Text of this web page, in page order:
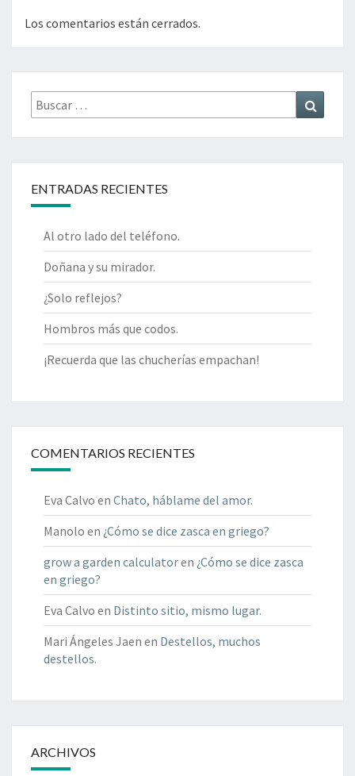
Los comentarios están cerrados.
Buscar
por:
ENTRADAS RECIENTES
Al otro lado del teléfono.
Doñana y su mirador.
¿Solo reflejos?
Hombros más que codos.
¡Recuerda que las chucherías empachan!
COMENTARIOS RECIENTES
Eva Calvo en Chato, háblame del amor.
Manolo en ¿Cómo se dice zasca en griego?
grow a garden calculatoren ¿Cómo se dice zasca
en griego?
Eva Calvo en Distinto sitio, mismo lugar.
Mari Ángeles Jaen en Destellos, muchos
destellos.
ARCHIVOS